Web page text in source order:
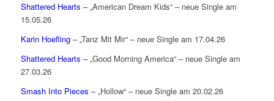
Shattered Hearts – „American Dream Kids“ – neue Single am
15.05.26
Karin Hoefling– „Tanz Mit Mir“ – neue Single am 17.04.26
Shattered Hearts – „Good Morning America“ – neue Single am
27.03.26
Smash Into Pieces – „Hollow“ – neue Single am 20.02.26